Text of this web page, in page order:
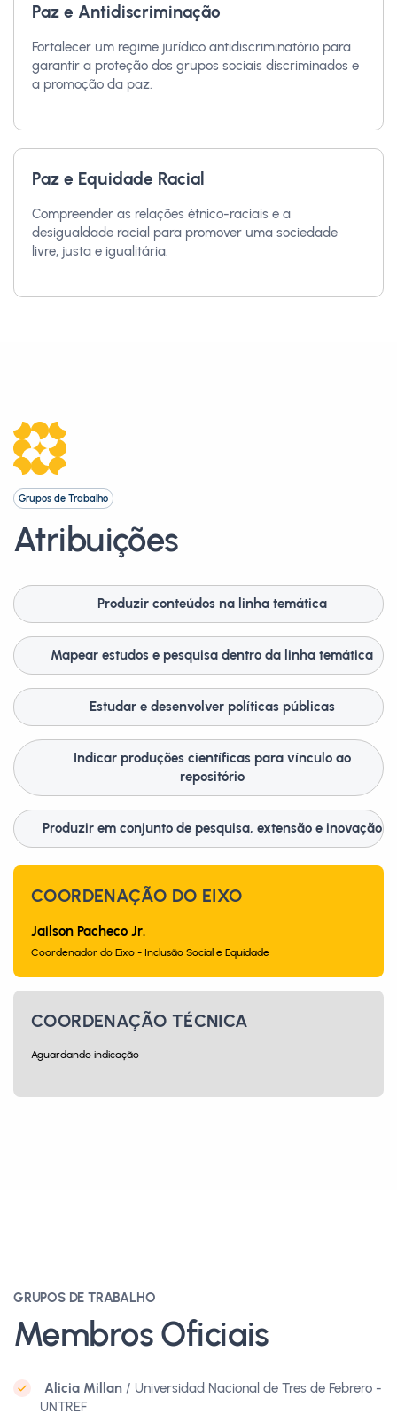
Paz e Antidiscriminação
Fortalecer um regime jurídico antidiscriminatório para
garantir a proteção dos grupos sociais discriminados e
a promoção da paz.
Paz e Equidade Racial
Compreender as relações étnico-raciais e a
desigualdade racial para promover uma sociedade
livre, justa e igualitária.
Grupos de Trabalho
Atribuições
Produzir conteúdos na linha temática
Mapear estudos e pesquisa dentro da linha temática
Estudar e desenvolver políticas públicas
Indicar produções científicas para vínculo ao
repositório
Produzir em conjunto de pesquisa, extensão e inovação
COORDENAÇÃO DO EIXO
Jailson Pacheco Jr.
Coordenador do Eixo - Inclusão Social e Equidade
COORDENAÇÃO TÉCNICA
Aguardando indicação
GRUPOS DE TRABALHO
Membros Oficiais
Alicia Millan / Universidad Nacional de Tres de Febrero -
UNTREF